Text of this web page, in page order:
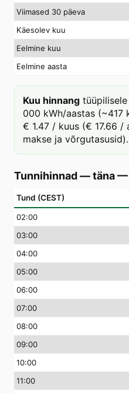
Viimased 30 päeva
Käesolev kuu
Eelmine kuu
Eelmine aasta
Kuu hinnang
000 kWh/aastas (~417
€ 1.47 / kuus (€ 17.66 /
makse ja võrgutasusid).
Tunnihinnad — täna—
Tund (CEST)
02:00
03:00
04:00
05:00
06:00
07:00
08:00
09:00
10:00
11:00